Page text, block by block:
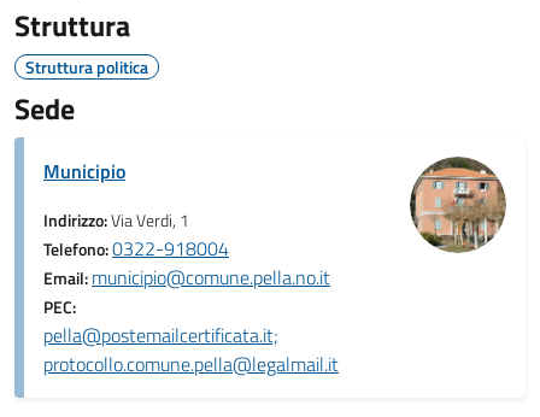
Struttura
Struttura politica
Sede
Municipio
Indirizzo:Via Verdi, 1
Telefono:0322-918004
Email:municipio@comune.pella.no.it
PEC:
pella@postemailcertificata.it;
protocollo.comune.pella@legalmail.it